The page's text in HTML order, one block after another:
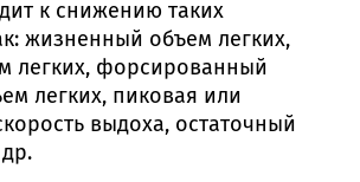
к снижению таких
жизненный объем легких,
легких, форсированный
легких, пиковая или
выдоха, остаточный